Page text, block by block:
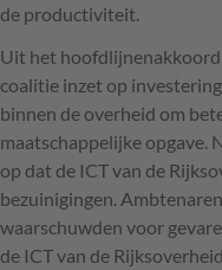
de productiviteit.
Uit het
coalitie inzet op
binnen de overheid om
maatschappelijke opgave.
op dat de ICT van de
bezuinigingen.
waarschuwden voor
de ICT van de